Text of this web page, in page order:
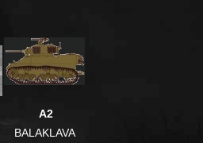
A2
BALAKLAVA